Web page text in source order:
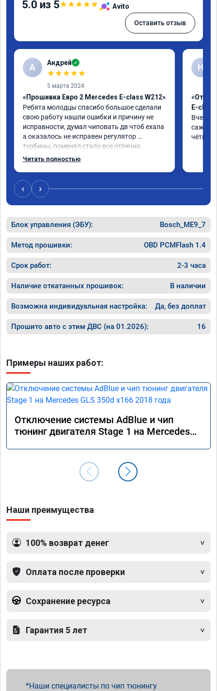
5.0 из 5★★★★★ Avito
Оставить отзыв
А Андрей ✓
★★★★★
5 марта 2024
«Прошивка Евро 2 Mercedes E-class W212»
Ребята молодцы спасибо большое сделали
свою работу нашли ошибки и причину не
исправности, думал чиповать дв чтоб ехала
а оказалось не исправен регулятор
турбины, поменял стало все отлично
Читать полностью
Н
E-class
Вчера
чётко.
‹ ›
Блок управления (ЭБУ): Bosch_ME9_7
Метод прошивки: OBD PCMFlash 1.4
Срок работ: 2-3 часа
Наличие откатанных прошивок: В наличии
Возможна индивидуальная настройка: Да, без доплат
Прошито авто с этим ДВС (на 01.2026): 16
Примеры наших работ:
Отключение системы AdBlue и чип
тюнинг двигателя Stage 1 на Mercedes
Наши преимущества
100% возврат денег
Оплата после проверки
Сохранение ресурса
Гарантия 5 лет
Наши специалисты по чип тюнингу